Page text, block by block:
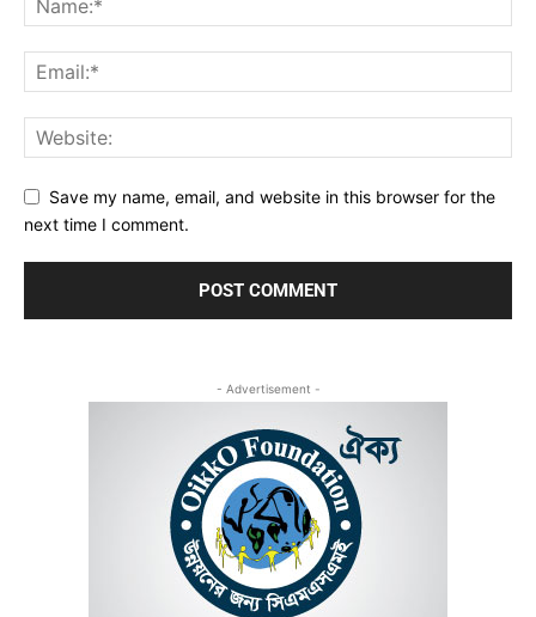
Save my name, email, and website in this browser for the
next time I comment.
- Advertisement -